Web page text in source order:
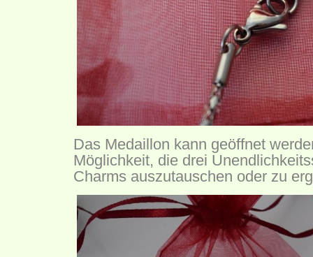
Das Medaillon kann geöffnet
Möglichkeit, die drei
Charms auszutauschen oder zu